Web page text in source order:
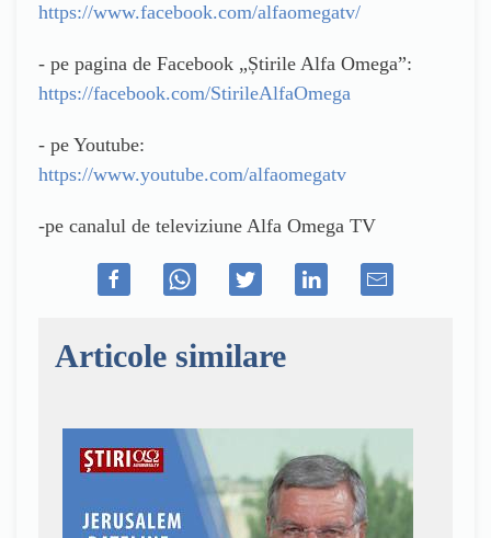
https://www.facebook.com/alfaomegatv/
- pe pagina de Facebook „Știrile Alfa Omega”:
https://facebook.com/StirileAlfaOmega
- pe Youtube:
https://www.youtube.com/alfaomegatv
-pe canalul de televiziune Alfa Omega TV
Articole similare